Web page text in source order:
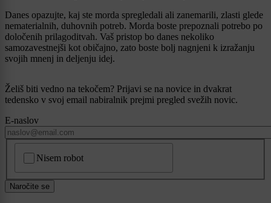
Danes opazujte, kaj ste morda spregledali ali zanemarili, zlasti glede
nematerialnih, duhovnih potreb. Morda boste prepoznali potrebo po
določenih prilagoditvah. Vaš pristop bo danes nekoliko
samozavestnejši kot običajno, zato boste bolj nagnjeni k izražanju
svojih mnenj in deljenju idej.
Želiš biti vedno na tekočem? Prijavi se na novice in dvakrat
tedensko v svoj email nabiralnik prejmi pregled svežih novic.
E-naslov
Nisem robot
Naročite se